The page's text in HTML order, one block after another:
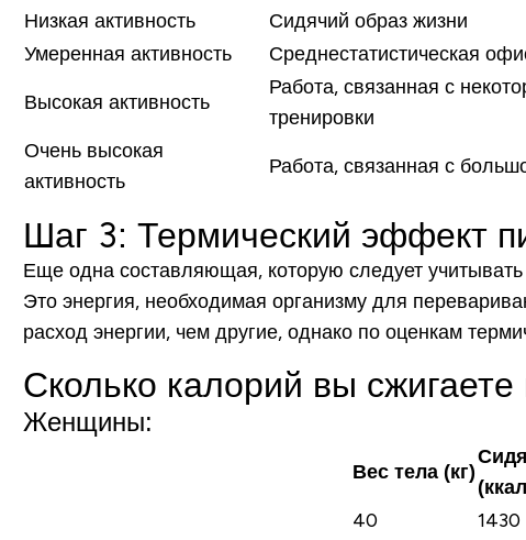
Низкая активность
Сидячий образ жизни
Умеренная активность
Среднестатистическая
Высокая активность
Работа, связанная с
тренировки
Очень высокая
активность
Работа, связанная с
Шаг 3: Термический эффект
Еще одна составляющая, которую следует
Это энергия, необходимая организму для
расход энергии, чем другие, однако по оценкам
Сколько калорий вы сжигаете
Женщины:
Вес тела (кг)
40
1430